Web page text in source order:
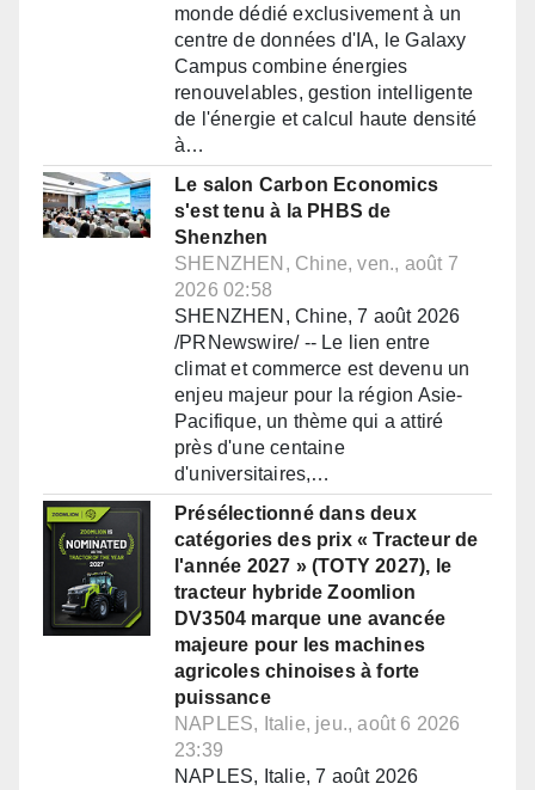
monde dédié exclusivement à un
centre de données d'IA, le Galaxy
Campus combine énergies
renouvelables, gestion intelligente
de l'énergie et calcul haute densité
à…
Le salon Carbon Economics
s'est tenu à la PHBS de
Shenzhen
SHENZHEN, Chine, ven., août 7
2026 02:58
SHENZHEN, Chine, 7 août 2026
/PRNewswire/ -- Le lien entre
climat et commerce est devenu un
enjeu majeur pour la région Asie-
Pacifique, un thème qui a attiré
près d'une centaine
d'universitaires,…
Présélectionné dans deux
catégories des prix « Tracteur de
l'année 2027 » (TOTY 2027), le
tracteur hybride Zoomlion
DV3504 marque une avancée
majeure pour les machines
agricoles chinoises à forte
puissance
NAPLES, Italie, jeu., août 6 2026
23:39
NAPLES, Italie, 7 août 2026